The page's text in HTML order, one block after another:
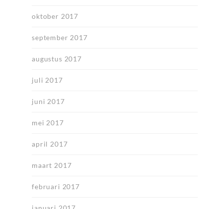
oktober 2017
september 2017
augustus 2017
juli 2017
juni 2017
mei 2017
april 2017
maart 2017
februari 2017